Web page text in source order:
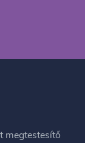
megtestesítő